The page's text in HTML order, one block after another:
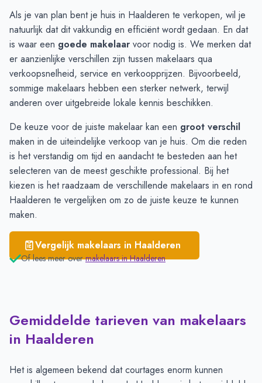
Gendt
Elst
€ 4.616
Bemmel
€ 4.482
Huissen
€ 4.479
Doornenburg
€ 4.447
Haalderen
€ 3.919
Als je van plan bent je huis in Haalderen te verkopen, wil je
natuurlijk dat dit vakkundig en efficiënt wordt gedaan. En dat
is waar een goede makelaar voor nodig is. We merken dat
er aanzienlijke verschillen zijn tussen makelaars qua
verkoopsnelheid, service en verkoopprijzen. Bijvoorbeeld,
sommige makelaars hebben een sterker netwerk, terwijl
anderen over uitgebreide lokale kennis beschikken.
De keuze voor de juiste makelaar kan een groot verschil
maken in de uiteindelijke verkoop van je huis. Om die reden
is het verstandig om tijd en aandacht te besteden aan het
selecteren van de meest geschikte professional. Bij het
kiezen is het raadzaam de verschillende makelaars in en rond
Haalderen te vergelijken om zo de juiste keuze te kunnen
maken.
Vergelijk makelaars in Haalderen
Of lees meer over makelaars inHaalderen
Gemiddelde tarieven van makelaars
in Haalderen
Het is algemeen bekend dat courtages enorm kunnen